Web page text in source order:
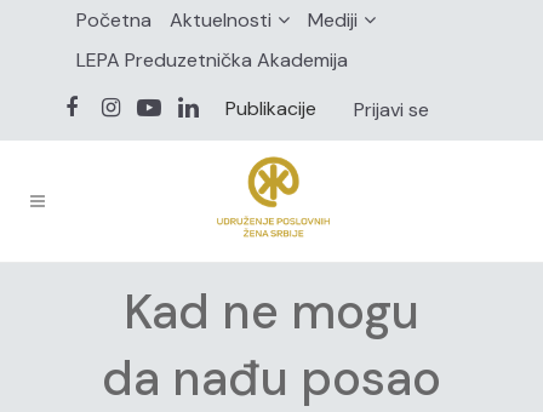
Početna Aktuelnosti
Mediji
LEPA Preduzetnička Akademija
Publikacije
Prijavi se
Kad ne mogu
da nađu posao